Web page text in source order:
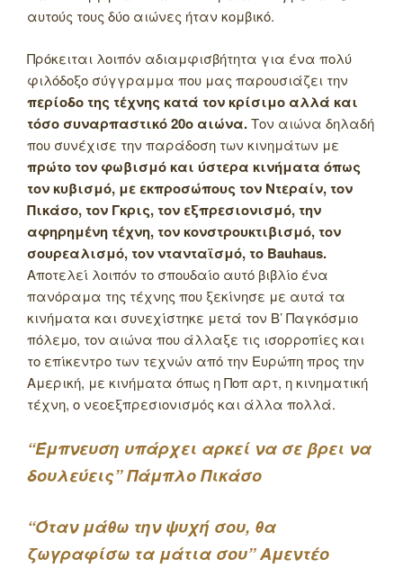
αυτούς τους δύο αιώνες ήταν κομβικό.
Πρόκειται λοιπόν αδιαμφισβήτητα για ένα πολύ
φιλόδοξο σύγγραμμα που μας παρουσιάζει την
περίοδο της τέχνης κατά τον κρίσιμο αλλά και
τόσο συναρπαστικό 20ο αιώνα.Τον αιώνα δηλαδή
που συνέχισε την παράδοση των κινημάτων με
πρώτο τον φωβισμό και ύστερα κινήματα όπως
τον κυβισμό, με εκπροσώπους τον Ντεραίν, τον
Πικάσο, τον Γκρις, τον εξπρεσιονισμό, την
αφηρημένη τέχνη, τον κονστρουκτιβισμό, τον
σουρεαλισμό, τον ντανταϊσμό, το Bauhaus.
Αποτελεί λοιπόν το σπουδαίο αυτό βιβλίο ένα
πανόραμα της τέχνης που ξεκίνησε με αυτά τα
κινήματα και συνεχίστηκε μετά τον Β’ Παγκόσμιο
πόλεμο, τον αιώνα που άλλαξε τις ισορροπίες και
το επίκεντρο των τεχνών από την Ευρώπη προς την
Αμερική, με κινήματα όπως η Ποπ αρτ, η κινηματική
τέχνη, ο νεοεξπρεσιονισμός και άλλα πολλά.
“Έμπνευση υπάρχει αρκεί να σε βρει να
δουλεύεις” Πάμπλο Πικάσο
“Όταν μάθω την ψυχή σου, θα
ζωγραφίσω τα μάτια σου” Αμεντέο